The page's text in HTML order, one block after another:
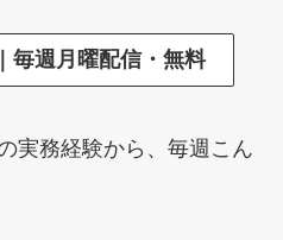
毎週月曜配信・無料
実務経験から、毎週こん